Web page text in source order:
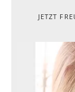
JETZT